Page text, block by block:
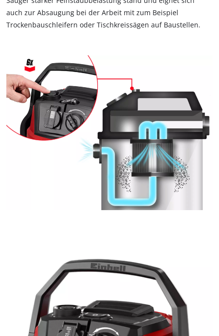
5 Meter lange Kabel ergeben einen Einsatzradius von 8
Metern. Durch die Zubehörhalterung, Kabelhalterung und
sauber verstaut, sondern genauso schnell wieder
einsatzbereit.
auch zur Absaugung bei der Arbeit mit zum Beispiel
Trockenbauschleifern oder Tischkreissägen auf Baustellen.